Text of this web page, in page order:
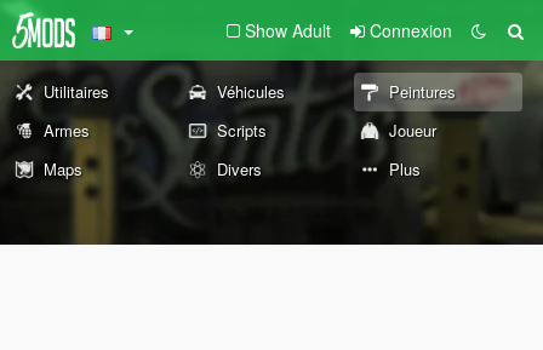
Show Adult Connexion
Utilitaires Véhicules
Peintures
Armes
Scripts
Joueur
Maps
Divers Plus